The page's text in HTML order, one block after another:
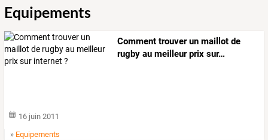
Equipements
Comment trouverun maillot de
rugby au meilleurprix sur…
16 juin 2011
» Equipements